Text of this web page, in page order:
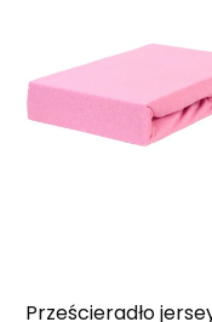
Prześcieradło